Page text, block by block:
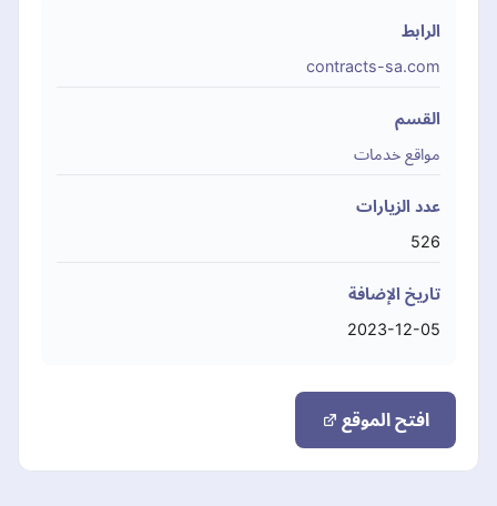
الرابط
contracts-sa.com
القسم
مواقع خدمات
عدد الزيارات
526
تاريخ الإضافة
2023-12-05
افتح الموقع